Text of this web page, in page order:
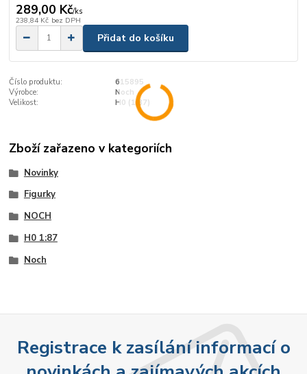
289,00 Kč/ks
238,84 Kč bez DPH
Přidat do košíku
Číslo produktu:
615895
Výrobce:
Noch
Velikost:
H0 (1:87)
Zboží zařazeno v kategoriích
Novinky
Figurky
NOCH
H0 1:87
Noch
Registrace k zasílání informací o